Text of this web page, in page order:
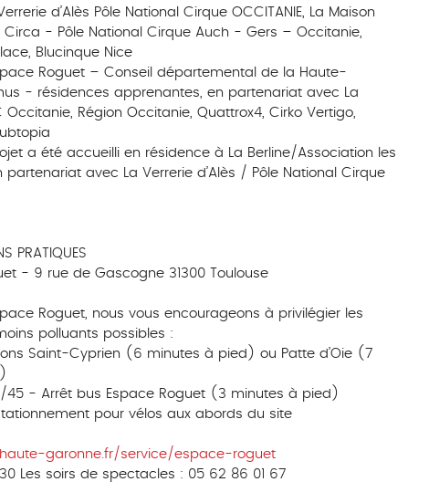
d’Alès Pôle National Cirque OCCITANIE, La Maison
- Pôle National Cirque Auch - Gers – Occitanie,
Blucinque Nice
Roguet – Conseil départemental de la Haute-
- résidences apprenantes, en partenariat avec La
Occitanie, Région Occitanie, Quattrox4, Cirko Vertigo,
a été accueilli en résidence à La Berline/Association les
partenariat avec La Verrerie d’Alès / Pôle National Cirque
PRATIQUES
- 9 rue de Gascogne 31300 Toulouse
Roguet, nous vous encourageons à privilégier les
polluants possibles :
Saint-Cyprien (6 minutes à pied) ou Patte d’Oie (7
45 - Arrêt bus Espace Roguet (3 minutes à pied)
pour vélos aux abords du site
garonne.fr/service/espace-roguet
Les soirs de spectacles : 05 62 86 01 67